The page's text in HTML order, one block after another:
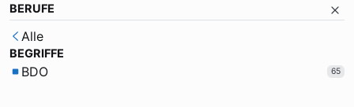
BERUFE
Alle
BEGRIFFE
BDO 65